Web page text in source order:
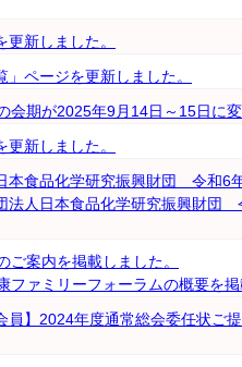
新しました。
」ページを更新しました。
会期が2025年9月14日～15日に
新しました。
本食品化学研究振興財団 令和6
法人日本食品化学研究振興財団
ご案内を掲載しました。
ファミリーフォーラムの概要を
員】2024年度通常総会委任状ご